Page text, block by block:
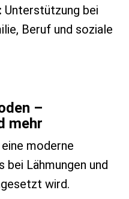
Unterstützung bei
Beruf und soziale
–
mehr
moderne
bei Lähmungen und
wird.